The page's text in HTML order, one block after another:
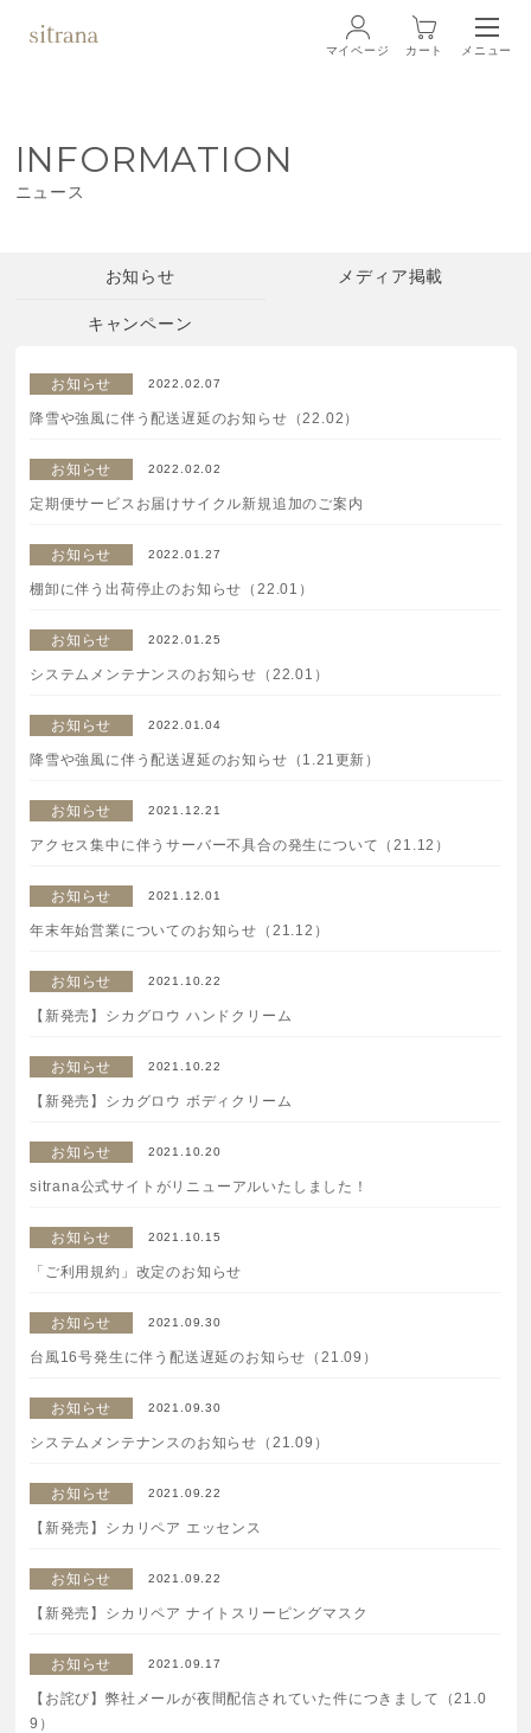
ブランド BRAND
ローション
マスク・スペシャルケア
ボディケア
美容液
サービス SERVICE
定期便サービスのご案内
会員ステージ・ポイントプログラム
ギフトラッピングサービス
はじめての方へ
ベストコスメ受賞履歴
bメディア
ご注文はフリーダイヤルでも承ります
0120-557-020
マイページ カート メニュー
INFORMATION
ニュース
お知らせ メディア掲載
キャンペーン
お知らせ 2022.02.07
降雪や強風に伴う配送遅延のお知らせ（22.02）
お知らせ 2022.02.02
定期便サービスお届けサイクル新規追加のご案内
お知らせ 2022.01.27
棚卸に伴う出荷停止のお知らせ（22.01）
お知らせ 2022.01.25
システムメンテナンスのお知らせ（22.01）
お知らせ 2022.01.04
降雪や強風に伴う配送遅延のお知らせ（1.21更新）
お知らせ 2021.12.21
アクセス集中に伴うサーバー不具合の発生について（21.12）
お知らせ 2021.12.01
年末年始営業についてのお知らせ（21.12）
お知らせ 2021.10.22
【新発売】シカグロウ ハンドクリーム
お知らせ 2021.10.22
【新発売】シカグロウ ボディクリーム
お知らせ 2021.10.20
sitrana公式サイトがリニューアルいたしました！
お知らせ 2021.10.15
「ご利用規約」改定のお知らせ
お知らせ 2021.09.30
台風16号発生に伴う配送遅延のお知らせ（21.09）
お知らせ 2021.09.30
システムメンテナンスのお知らせ（21.09）
お知らせ 2021.09.22
【新発売】シカリペア エッセンス
お知らせ 2021.09.22
【新発売】シカリペア ナイトスリーピングマスク
お知らせ 2021.09.17
【お詫び】弊社メールが夜間配信されていた件につきまして（21.0
9）